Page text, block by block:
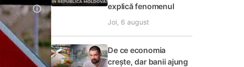
explică fenomenul
Joi, 6 august
De ce economia
crește, dar banii ajung